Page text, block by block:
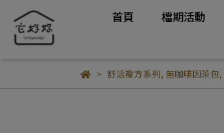
首頁 檔期活動
舒活複方系列, 無咖啡因茶包,